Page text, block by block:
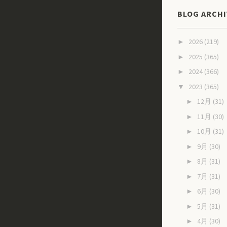
BLOG
► 2026 (219)
► 2025 (365)
► 2024 (366)
▼ 2023 (365)
► 12月 (31)
► 11月 (30)
► 10月 (31)
► 9月 (30)
► 8月 (31)
► 7月 (31)
► 6月 (30)
► 5月 (31)
► 4月 (30)